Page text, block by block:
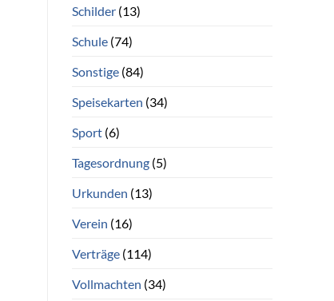
Schilder(13)
Schule(74)
Sonstige(84)
Speisekarten (34)
Sport(6)
Tagesordnung(5)
Urkunden (13)
Verein (16)
Verträge(114)
Vollmachten (34)